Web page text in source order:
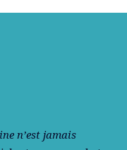
n’est jamais